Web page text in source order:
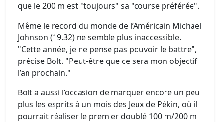
que le 200 m est "toujours" sa "course préférée".
Même le record du monde de l’Américain Michael
Johnson (19.32) ne semble plus inaccessible.
"Cette année, je ne pense pas pouvoir le battre",
précise Bolt. "Peut-être que ce sera mon objectif
l’an prochain."
Bolt a aussi l’occasion de marquer encore un peu
plus les esprits à un mois des Jeux de Pékin, où il
pourrait réaliser le premier doublé 100 m/200 m